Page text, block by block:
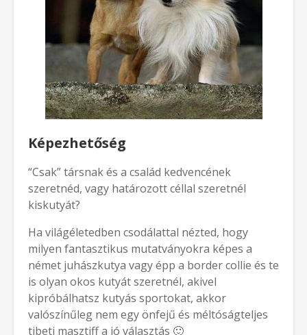
Képezhetőség
“Csak” társnak és a család kedvencének
szeretnéd, vagy határozott céllal szeretnél
kiskutyát?
Ha világéletedben csodálattal nézted, hogy
milyen fantasztikus mutatványokra képes a
német juhászkutya vagy épp a border collie és te
is olyan okos kutyát szeretnél, akivel
kipróbálhatsz kutyás sportokat, akkor
valószínűleg nem egy önfejű és méltóságteljes
tibeti masztiff a jó választás 🙂